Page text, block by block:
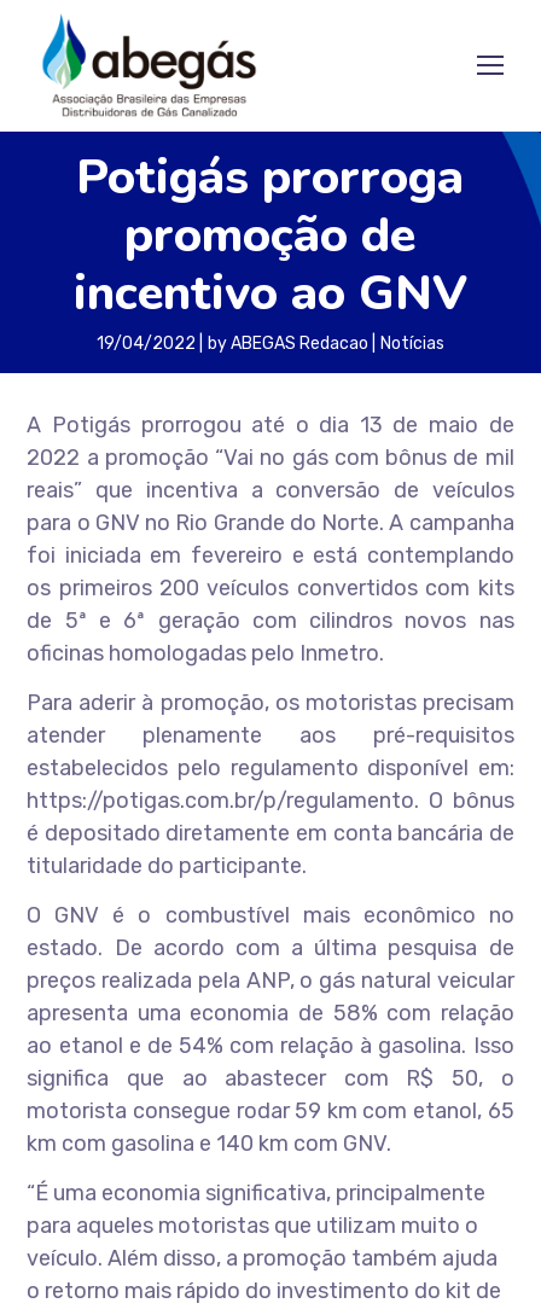
Potigás prorroga
promoção de
incentivo ao GNV
19/04/2022 byABEGAS Redacao Notícias
A Potigás prorrogou até o dia 13 de maio de
2022 a promoção “Vai no gás com bônus de mil
reais” que incentiva a conversão de veículos
para o GNV no Rio Grande do Norte. A campanha
foi iniciada em fevereiro e está contemplando
os primeiros 200 veículos convertidos com kits
de 5ª e 6ª geração com cilindros novos nas
oficinas homologadas pelo Inmetro.
Para aderir à promoção, os motoristas precisam
atender plenamente aos pré-requisitos
estabelecidos pelo regulamento disponível em:
https://potigas.com.br/p/regulamento. O bônus
é depositado diretamente em conta bancária de
titularidade do participante.
O GNV é o combustível mais econômico no
estado. De acordo com a última pesquisa de
preços realizada pela ANP, o gás natural veicular
apresenta uma economia de 58% com relação
ao etanol e de 54% com relação à gasolina. Isso
significa que ao abastecer com R$ 50, o
motorista consegue rodar 59 km com etanol, 65
km com gasolina e 140 km com GNV.
“É uma economia significativa, principalmente
para aqueles motoristas que utilizam muito o
veículo. Além disso, a promoção também ajuda
o retorno mais rápido do investimento do kit de